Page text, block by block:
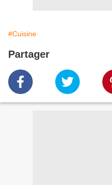
#Cuisine
Partager